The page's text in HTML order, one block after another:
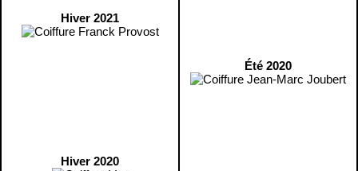
Hiver 2021
Hiver 2020
Été 2020